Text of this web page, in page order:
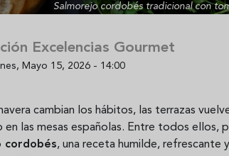
Salmorejo cordobés tradicional con
Excelencias Gourmet
Mayo 15, 2026 - 14:00
cambian los hábitos, las terrazas
las mesas españolas. Entre todos ellos,
cordobés, una receta humilde, refrescante